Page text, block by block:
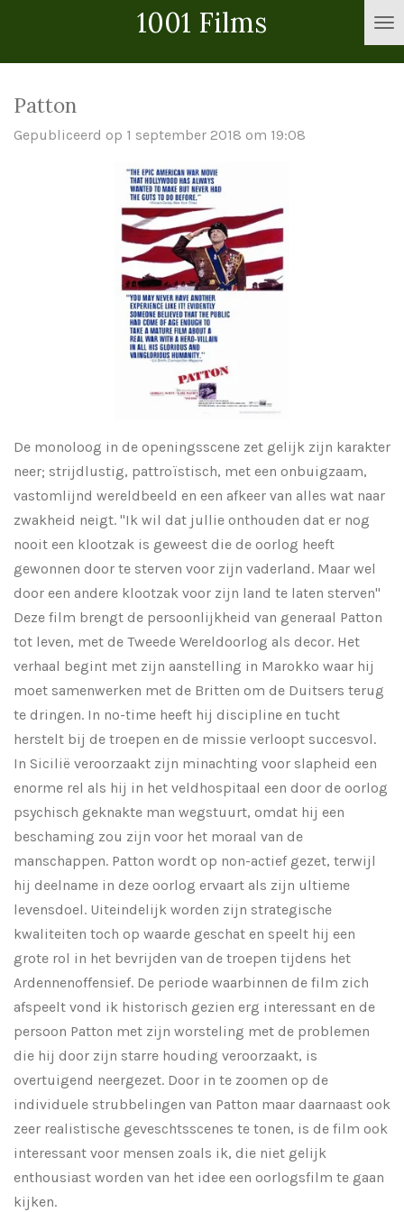
hoofdinhoud
1001 Films
Patton
Gepubliceerd op 1 september 2018 om 19:08
De monoloog in de openingsscene zet gelijk zijn karakter
neer; strijdlustig, pattroïstisch, met een onbuigzaam,
vastomlijnd wereldbeeld en een afkeer van alles wat naar
zwakheid neigt. "Ik wil dat jullie onthouden dat er nog
nooit een klootzak is geweest die de oorlog heeft
gewonnen door te sterven voor zijn vaderland. Maar wel
door een andere klootzak voor zijn land te laten sterven"
Deze film brengt de persoonlijkheid van generaal Patton
tot leven, met de Tweede Wereldoorlog als decor. Het
verhaal begint met zijn aanstelling in Marokko waar hij
moet samenwerken met de Britten om de Duitsers terug
te dringen. In no-time heeft hij discipline en tucht
herstelt bij de troepen en de missie verloopt succesvol.
In Sicilië veroorzaakt zijn minachting voor slapheid een
enorme rel als hij in het veldhospitaal een door de oorlog
psychisch geknakte man wegstuurt, omdat hij een
beschaming zou zijn voor het moraal van de
manschappen. Patton wordt op non-actief gezet, terwijl
hij deelname in deze oorlog ervaart als zijn ultieme
levensdoel. Uiteindelijk worden zijn strategische
kwaliteiten toch op waarde geschat en speelt hij een
grote rol in het bevrijden van de troepen tijdens het
Ardennenoffensief. De periode waarbinnen de film zich
afspeelt vond ik historisch gezien erg interessant en de
persoon Patton met zijn worsteling met de problemen
die hij door zijn starre houding veroorzaakt, is
overtuigend neergezet. Door in te zoomen op de
individuele strubbelingen van Patton maar daarnaast ook
zeer realistische geveschtsscenes te tonen, is de film ook
interessant voor mensen zoals ik, die niet gelijk
enthousiast worden van het idee een oorlogsfilm te gaan
kijken.